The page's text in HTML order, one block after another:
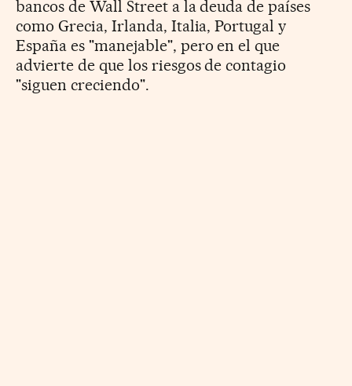
bancos de Wall Street a la deuda de países
como Grecia, Irlanda, Italia, Portugal y
España es "manejable", pero en el que
advierte de que los riesgos de contagio
"siguen creciendo".